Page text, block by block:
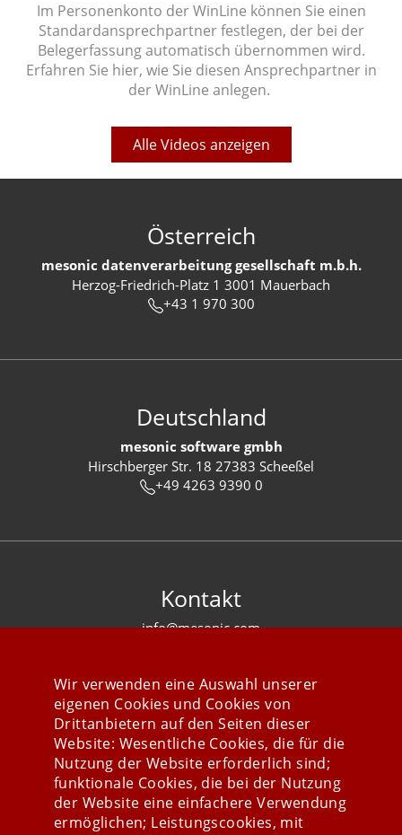
Im Personenkonto der WinLine können Sie einen
Standardansprechpartner festlegen, der bei der
Belegerfassung automatisch übernommen wird.
Erfahren Sie hier, wie Sie diesen Ansprechpartner in
der WinLine anlegen.
Alle Videos anzeigen
Österreich
mesonic datenverarbeitung gesellschaft m.b.h.
Herzog-Friedrich-Platz 1 3001 Mauerbach
+43 1 970 300
Deutschland
mesonic software gmbh
Hirschberger Str. 18 27383 Scheeßel
+49 4263 9390 0
Kontakt
info@mesonic.com
Stay connected
Wir verwenden eine Auswahl unserer
eigenen Cookies und Cookies von
Drittanbietern auf den Seiten dieser
Website: Wesentliche Cookies, die für die
Nutzung der Website erforderlich sind;
funktionale Cookies, die bei der Nutzung
der Website eine einfachere Verwendung
ermöglichen; Leistungscookies, mit